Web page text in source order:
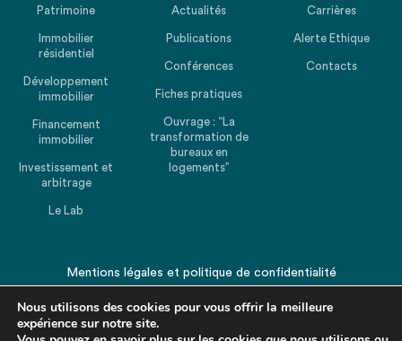
Patrimoine
Immobilier
résidentiel
Développement
immobilier
Financement
immobilier
Investissement et
arbitrage
Le Lab
Actualités
Publications
Conférences
Fiches pratiques
Ouvrage : “La
transformation de
bureaux en
logements”
Carrières
Alerte Ethique
Contacts
Mentions légales et politique de confidentialité
Nous utilisons des cookies pour vous offrir la meilleure
expérience sur notre site.